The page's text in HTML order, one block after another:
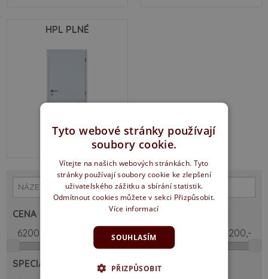
HPL PLNÉ
Od 6.200 Kč
CENA
SPECIÁLNÍ VLASTNOSTI DVEŘÍ
Tyto webové stránky používají
soubory cookie.
Vítejte na našich webových stránkách. Tyto
stránky používají soubory cookie ke zlepšení
uživatelského zážitku a sbírání statistik.
Odmítnout cookies můžete v sekci Přizpůsobit.
Více informací
SOUHLASÍM
PŘIZPŮSOBIT